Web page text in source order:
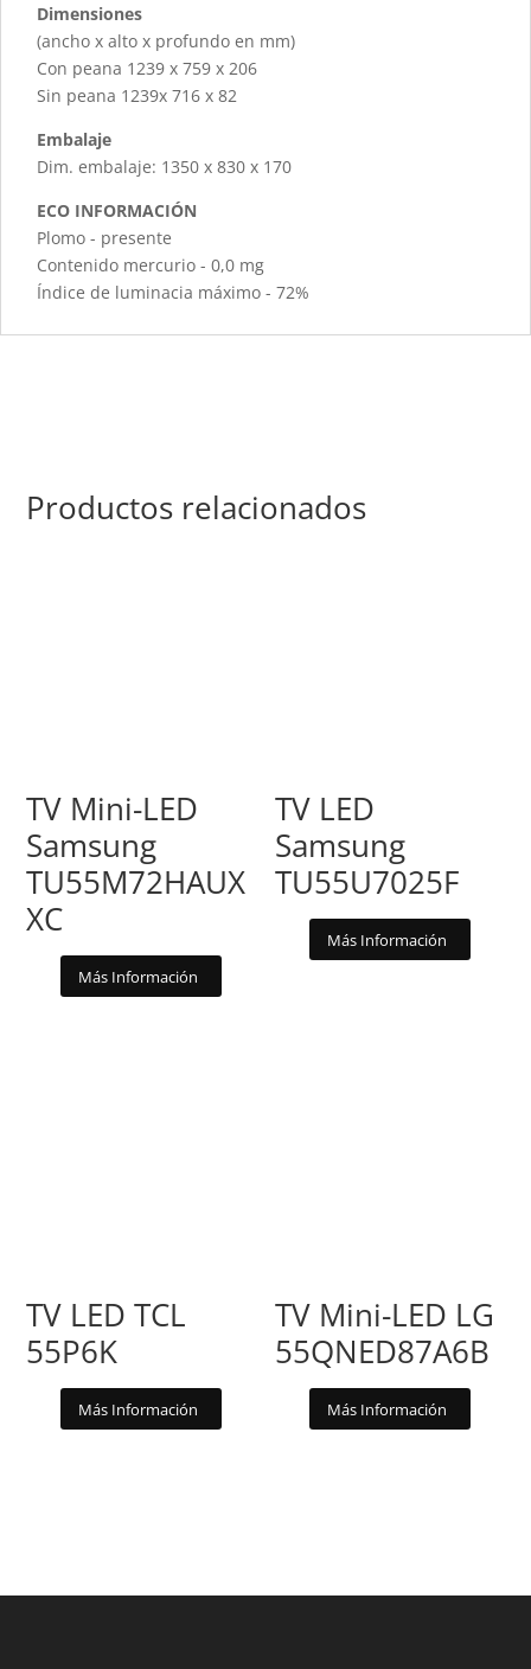
Dimensiones
(ancho x alto x profundo en mm)
Con peana 1239 x 759 x 206
Sin peana 1239x 716 x 82
Embalaje
Dim. embalaje: 1350 x 830 x 170
ECO INFORMACIÓN
Plomo - presente
Contenido mercurio - 0,0 mg
Índice de luminacia máximo - 72%
Productos relacionados
TV Mini-LED
Samsung
TU55M72HAUX
XC
Más Información
TV LED
Samsung
TU55U7025F
Más Información
TV LED TCL
55P6K
Más Información
TV Mini-LED LG
55QNED87A6B
Más Información